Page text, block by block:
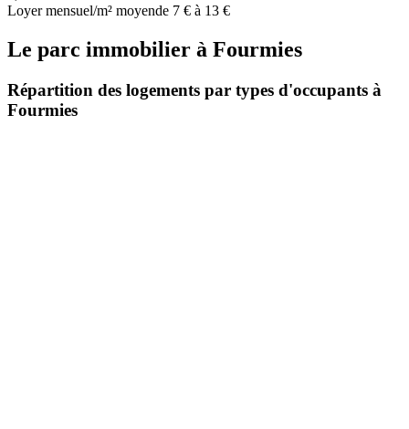
Loyer mensuel/m² moyende 7 € à 13 €
Le parc immobilier à Fourmies
Répartition des logements par types d'occupants à
Fourmies